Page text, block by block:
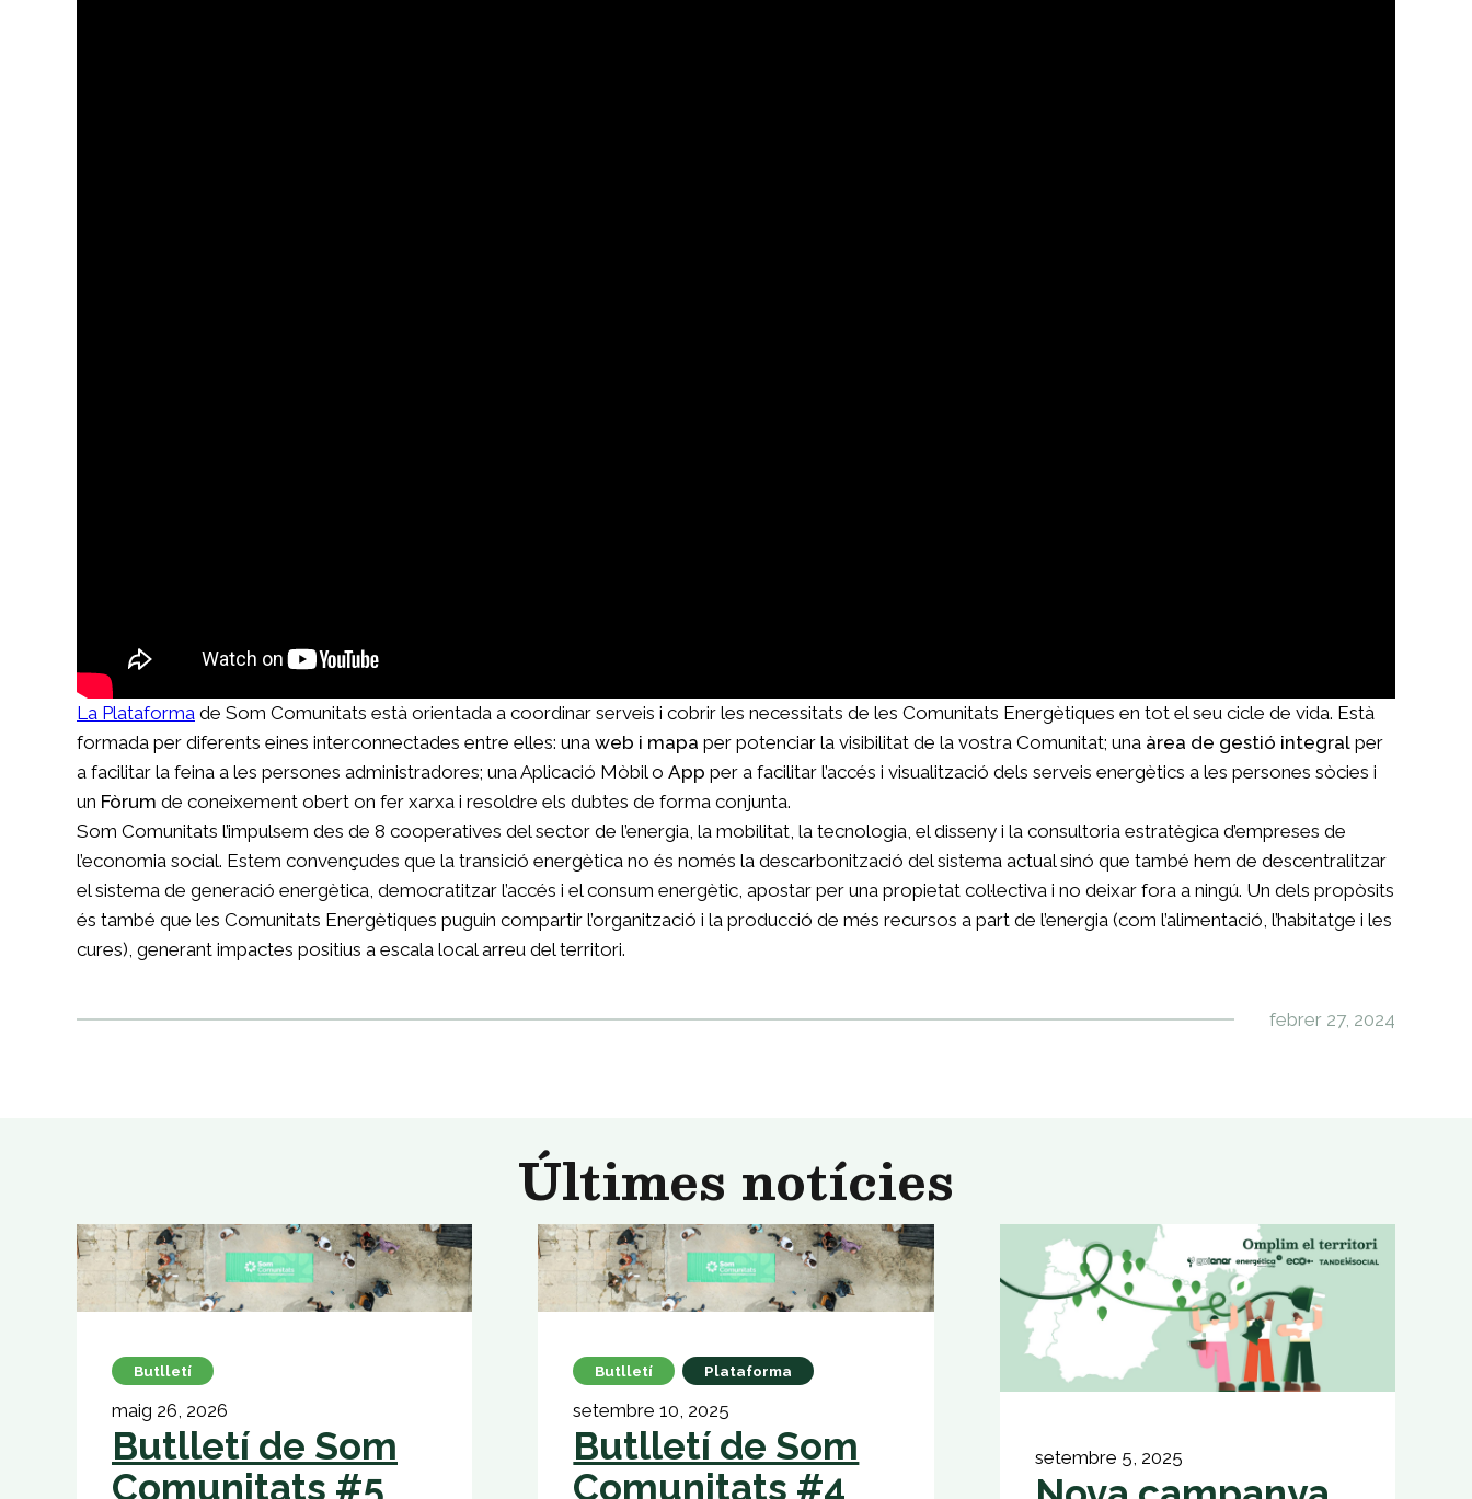
La Plataforma de Som Comunitats està orientada a coordinar serveis i cobrir les necessitats de les Comunitats Energètiques en tot el seu cicle de vida. Està
formada per diferents eines interconnectades entre elles: una web i mapa per potenciar la visibilitat de la vostra Comunitat; una àrea de gestió integral per
a facilitar la feina a les persones administradores; una Aplicació Mòbil o App per a facilitar l’accés i visualització dels serveis energètics a les persones sòcies i
un Fòrum de coneixement obert on fer xarxa i resoldre els dubtes de forma conjunta.
Som Comunitats l’impulsem des de 8 cooperatives del sector de l’energia, la mobilitat, la tecnologia, el disseny i la consultoria estratègica d’empreses de
l’economia social. Estem convençudes que la transició energètica no és només la descarbonització del sistema actual sinó que també hem de descentralitzar
el sistema de generació energètica, democratitzar l’accés i el consum energètic, apostar per una propietat col·lectiva i no deixar fora a ningú. Un dels propòsits
és també que les Comunitats Energètiques puguin compartir l’organització i la producció de més recursos a part de l’energia (com l’alimentació, l’habitatge i les
cures), generant impactes positius a escala local arreu del territori.
febrer 27, 2024
Últimes notícies
Butlletí
maig 26, 2026
Butlletí de Som
Comunitats #5
Butlletí Plataforma
setembre 10, 2025
Butlletí de Som
Comunitats #4
setembre 5, 2025